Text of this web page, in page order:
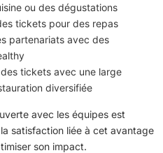
ou des dégustations
tickets pour des repas
partenariats avec des
tickets avec une large
diversifiée
avec les équipes est
satisfaction liée à cet avantage
son impact.